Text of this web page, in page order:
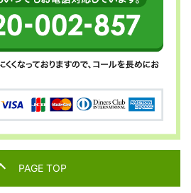
PAGE TOP